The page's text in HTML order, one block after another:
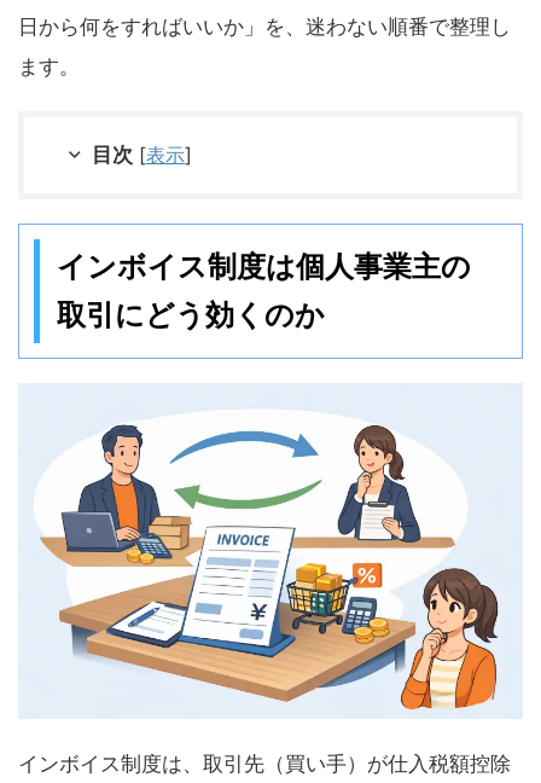
日から何をすればいいか」を、迷わない順番で整理し
ます。
目次 [表示]
インボイス制度は個人事業主の
取引にどう効くのか
インボイス制度は、取引先（買い手）が仕入税額控除